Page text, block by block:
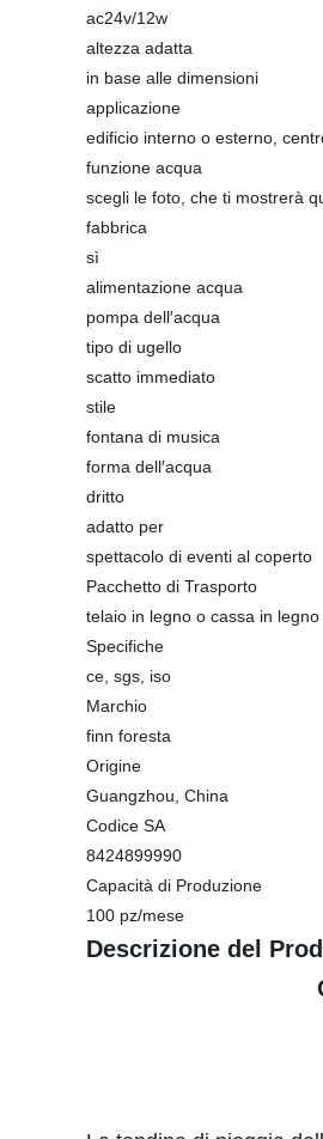
ac24v/12w
altezza adatta
in base alle dimensioni
applicazione
edificio interno o esterno,
funzione acqua
scegli le foto, che ti mostrerà
fabbrica
sì
alimentazione acqua
pompa dell′acqua
tipo di ugello
scatto immediato
stile
fontana di musica
forma dell′acqua
dritto
adatto per
spettacolo di eventi al coperto
Pacchetto di Trasporto
telaio in legno o cassa in legno
Specifiche
ce, sgs, iso
Marchio
finn foresta
Origine
Guangzhou, China
Codice SA
8424899990
Capacità di Produzione
100 pz/mese
Descrizione del